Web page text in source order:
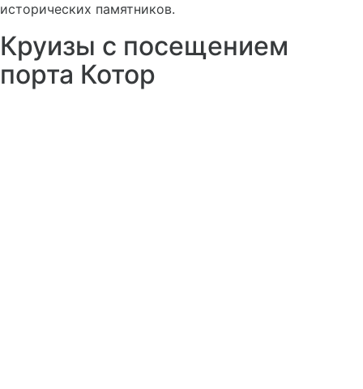
исторических памятников.
Круизы с посещением
порта Котор